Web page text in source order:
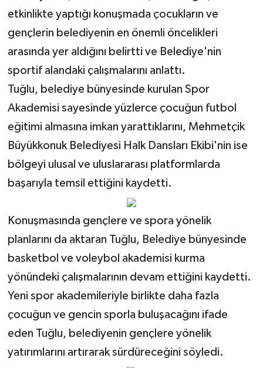
etkinlikte yaptığı konuşmada çocukların ve
gençlerin belediyenin en önemli öncelikleri
arasında yer aldığını belirtti ve Belediye'nin
sportif alandaki çalışmalarını anlattı.
Tuğlu, belediye bünyesinde kurulan Spor
Akademisi sayesinde yüzlerce çocuğun futbol
eğitimi almasına imkan yarattıklarını, Mehmetçik
Büyükkonuk Belediyesi Halk Dansları Ekibi'nin ise
bölgeyi ulusal ve uluslararası platformlarda
başarıyla temsil ettiğini kaydetti.
Konuşmasında gençlere ve spora yönelik
planlarını da aktaran Tuğlu, Belediye bünyesinde
basketbol ve voleybol akademisi kurma
yönündeki çalışmalarının devam ettiğini kaydetti.
Yeni spor akademileriyle birlikte daha fazla
çocuğun ve gencin sporla buluşacağını ifade
eden Tuğlu, belediyenin gençlere yönelik
yatırımlarını artırarak sürdüreceğini söyledi.
MAGAZİN
Nöbetçi Eczaneler
ÖZEL HABER
SAĞLIK
SİYASET
TATLISU
TEKNOLOJİ
TİCARET
YAŞAM